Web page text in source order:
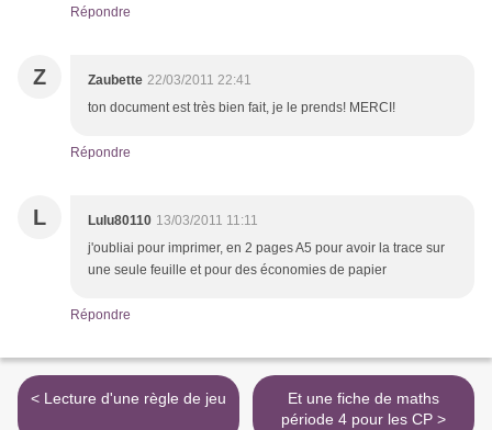
Répondre
Z Zaubette 22/03/2011 22:41
ton document est très bien fait, je le prends! MERCI!
Répondre
L Lulu80110 13/03/2011 11:11
j'oubliai pour imprimer, en 2 pages A5 pour avoir la trace sur
une seule feuille et pour des économies de papier
Répondre
< Lecture d'une règle de jeu
Et une fiche de maths
période 4 pour les CP >